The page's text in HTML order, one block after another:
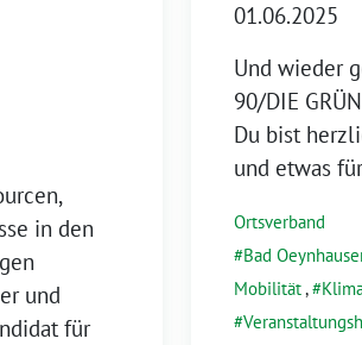
in den
und
für
01.06.2025
Und wieder
90/DIE
Du bist
und etwas
Ortsverband
Bad
Mobilität,